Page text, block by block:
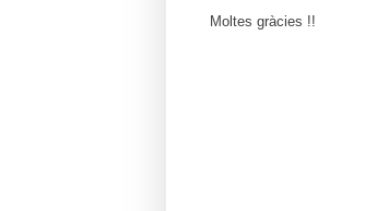
Moltes gràcies !!